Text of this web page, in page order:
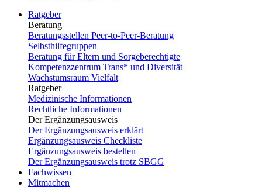
Ratgeber
Beratung
Beratungsstellen Peer-to-Peer-Beratung
Selbsthilfegruppen
Beratung für Eltern und Sorgeberechtigte
Kompetenzzentrum Trans* und Diversität
Wachstumsraum Vielfalt
Ratgeber
Medizinische Informationen
Rechtliche Informationen
Der Ergänzungsausweis
Der Ergänzungsausweis erklärt
Ergänzungsausweis Checkliste
Ergänzungsausweis bestellen
Der Ergänzungsausweis trotz SBGG
Fachwissen
Mitmachen